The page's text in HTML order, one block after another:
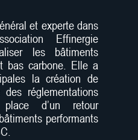
et experte dans
Effinergie
les bâtiments
bas carbone. Elle a
la création de
des réglementations
d’un retour
performants